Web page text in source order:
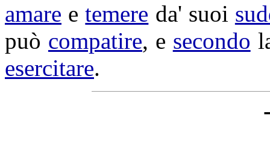
amare etemere da' suoi
può compatire, e secondo
esercitare.